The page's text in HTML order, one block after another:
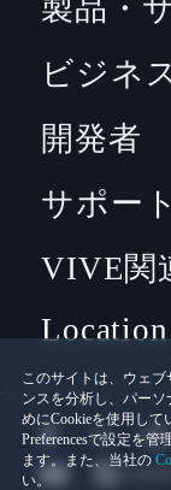
このサイトは、ウェ
ンスを分析し、パー
めにCookieを使用して
Preferencesで設定を
ます。また、当社の
い。
製品・
ビジネ
開発者
サポート
VIVE関
Location